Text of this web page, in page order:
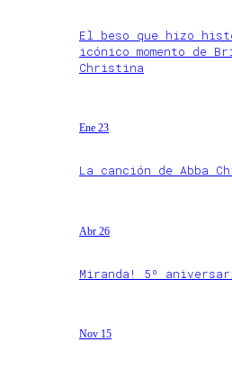
El beso que hizo
icónico momento de
Christina
Ene 23
La canción de Abba
Abr 26
Miranda! 5º
Nov 15